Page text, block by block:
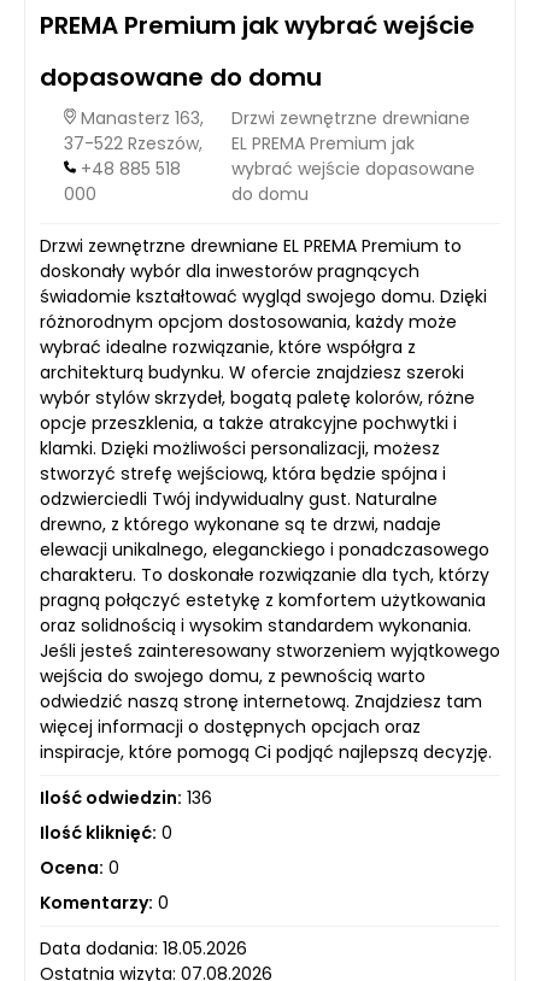
PREMA Premium jak wybrać wejście
dopasowane do domu
Manasterz 163,
37-522 Rzeszów,
+48 885 518
000
Drzwi zewnętrzne drewniane
EL PREMA Premium jak
wybrać wejście dopasowane
do domu
Drzwi zewnętrzne drewniane EL PREMA Premium to
doskonały wybór dla inwestorów pragnących
świadomie kształtować wygląd swojego domu. Dzięki
różnorodnym opcjom dostosowania, każdy może
wybrać idealne rozwiązanie, które współgra z
architekturą budynku. W ofercie znajdziesz szeroki
wybór stylów skrzydeł, bogatą paletę kolorów, różne
opcje przeszklenia, a także atrakcyjne pochwytki i
klamki. Dzięki możliwości personalizacji, możesz
stworzyć strefę wejściową, która będzie spójna i
odzwierciedli Twój indywidualny gust. Naturalne
drewno, z którego wykonane są te drzwi, nadaje
elewacji unikalnego, eleganckiego i ponadczasowego
charakteru. To doskonałe rozwiązanie dla tych, którzy
pragną połączyć estetykę z komfortem użytkowania
oraz solidnością i wysokim standardem wykonania.
Jeśli jesteś zainteresowany stworzeniem wyjątkowego
wejścia do swojego domu, z pewnością warto
odwiedzić naszą stronę internetową. Znajdziesz tam
więcej informacji o dostępnych opcjach oraz
inspiracje, które pomogą Ci podjąć najlepszą decyzję.
Ilość odwiedzin: 136
Ilość kliknięć: 0
Ocena: 0
Komentarzy: 0
Data dodania: 18.05.2026
Ostatnia wizyta: 07.08.2026